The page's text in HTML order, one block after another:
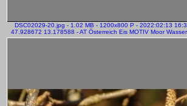
DSC02029-20.jpg - 1.02 MB - 1200x800 P - 2022:02:13
47.928672 13.178588 - AT Österreich Eis MOTIV Moor